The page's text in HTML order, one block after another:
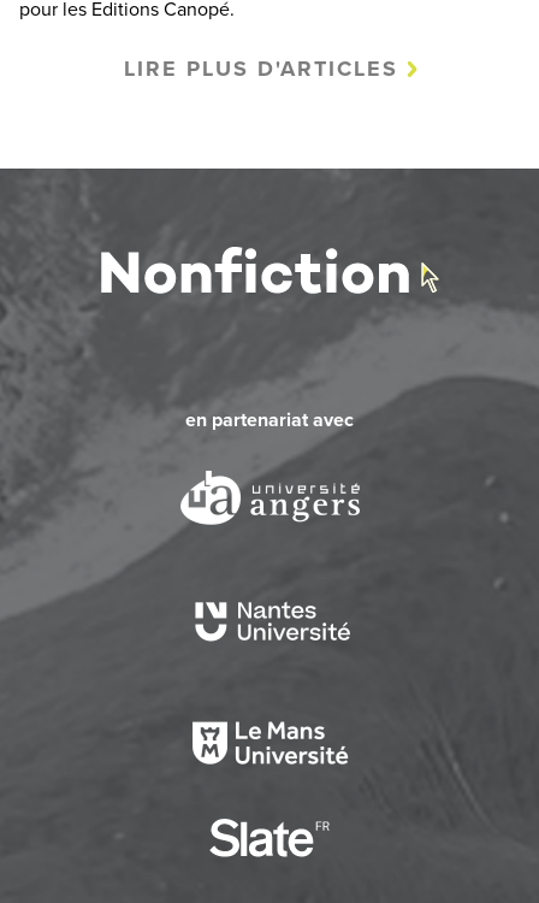
pour les Editions Canopé.
LIRE PLUS D'ARTICLES
en partenariat avec